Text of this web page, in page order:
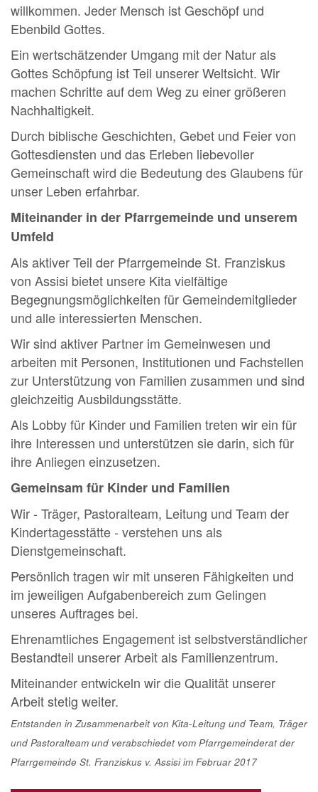
willkommen. Jeder Mensch ist Geschöpf und
Ebenbild Gottes.
Ein wertschätzender Umgang mit der Natur als
Gottes Schöpfung ist Teil unserer Weltsicht. Wir
machen Schritte auf dem Weg zu einer größeren
Nachhaltigkeit.
Durch biblische Geschichten, Gebet und Feier von
Gottesdiensten und das Erleben liebevoller
Gemeinschaft wird die Bedeutung des Glaubens für
unser Leben erfahrbar.
Miteinander in der Pfarrgemeinde und unserem
Umfeld
Als aktiver Teil der Pfarrgemeinde St. Franziskus
von Assisi bietet unsere Kita vielfältige
Begegnungsmöglichkeiten für Gemeindemitglieder
und alle interessierten Menschen.
Wir sind aktiver Partner im Gemeinwesen und
arbeiten mit Personen, Institutionen und Fachstellen
zur Unterstützung von Familien zusammen und sind
gleichzeitig Ausbildungsstätte.
Als Lobby für Kinder und Familien treten wir ein für
ihre Interessen und unterstützen sie darin, sich für
ihre Anliegen einzusetzen.
Gemeinsam für Kinder und Familien
Wir - Träger, Pastoralteam, Leitung und Team der
Kindertagesstätte - verstehen uns als
Dienstgemeinschaft.
Persönlich tragen wir mit unseren Fähigkeiten und
im jeweiligen Aufgabenbereich zum Gelingen
unseres Auftrages bei.
Ehrenamtliches Engagement ist selbstverständlicher
Bestandteil unserer Arbeit als Familienzentrum.
Miteinander entwickeln wir die Qualität unserer
Arbeit stetig weiter.
Entstanden in Zusammenarbeit von Kita-Leitung und Team, Träger
und Pastoralteam und verabschiedet vom Pfarrgemeinderat der
Pfarrgemeinde St. Franziskus v. Assisi im Februar 2017